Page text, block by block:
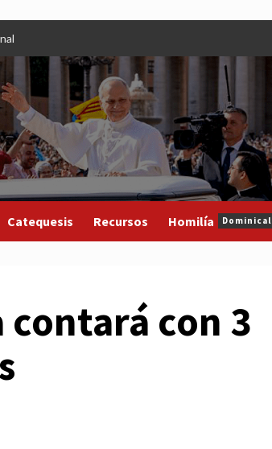
Catequesis Recursos Homilía Dominical
contará con 3